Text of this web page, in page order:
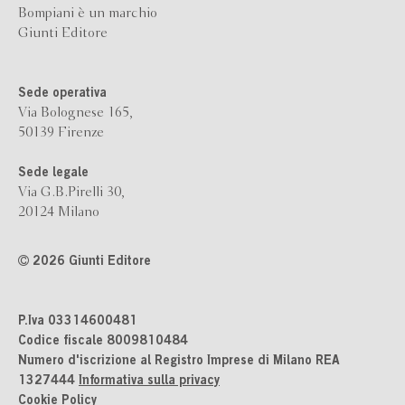
Bompiani è un marchio
Giunti Editore
Sede operativa
Via Bolognese 165,
50139 Firenze
Sede legale
Via G.B.Pirelli 30,
20124 Milano
2026 Giunti Editore
P.Iva 03314600481
Codice fiscale 8009810484
Numero d'iscrizione al Registro Imprese di Milano REA
1327444 Informativa sulla privacy
Cookie Policy